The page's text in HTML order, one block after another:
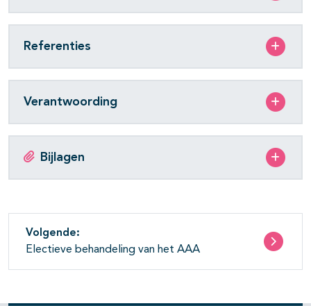
Referenties
Verantwoording
Bijlagen
Volgende:
Electieve behandeling van het AAA